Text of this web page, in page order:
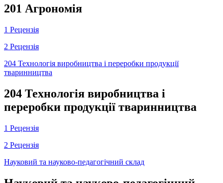
201 Агрономія
1 Рецензія
2 Рецензія
204 Технологія виробництва і переробки продукції
тваринництва
204 Технологія виробництва і
переробки продукції тваринництва
1 Рецензія
2 Рецензія
Науковий та науково-педагогічний склад